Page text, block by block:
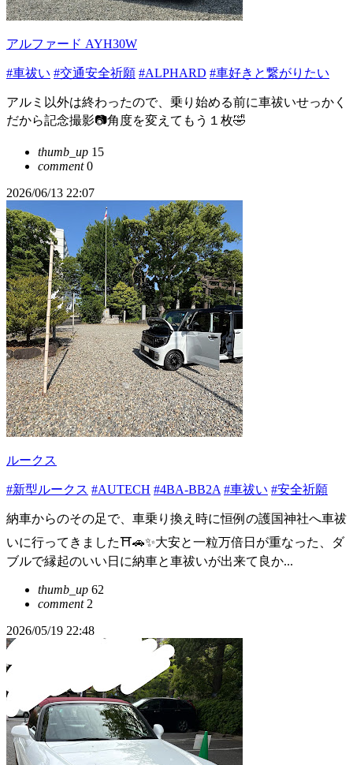
アルファード AYH30W
#車祓い #交通安全祈願 #ALPHARD #車好きと繋がりたい
アルミ以外は終わったので、乗り始める前に車祓いせっかく
だから記念撮影📷角度を変えてもう１枚🤣
thumb_up 15
comment0
2026/06/13 22:07
ルークス
#新型ルークス #AUTECH #4BA-BB2A #車祓い #安全祈願
納車からのその足で、車乗り換え時に恒例の護国神社へ車祓
いに行ってきました⛩🚗✨️大安と一粒万倍日が重なった、ダ
ブルで縁起のいい日に納車と車祓いが出来て良か...
thumb_up 62
comment2
2026/05/19 22:48